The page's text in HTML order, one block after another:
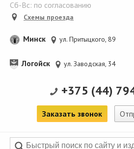
Сб-Вс: по согласованию
Схемы проезда
Минск ул. Притыцкого, 89
Логойск ул. Заводская, 34
+375 (44)
Заказать звонок